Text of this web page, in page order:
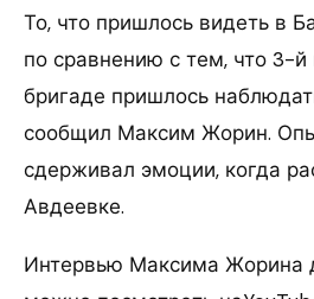
То, что пришлось видеть в
по сравнению с тем, что 3-
бригаде пришлось
сообщил Максим Жорин.
сдерживал эмоции, когда
Авдеевке.
Интервью Максима Жорина